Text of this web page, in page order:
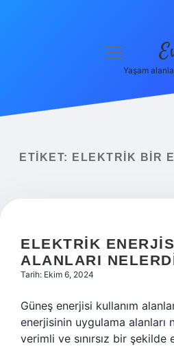
Yasal Uyarı
menüyü
Yaşam
ETIKET: ELEKTRIK BIR
ELEKTRIK
ALANLARI
Tarih: Ekim 6, 2024
Güneş enerjisi kullanım
enerjisinin uygulama alanları
verimli ve sınırsız bir şekilde